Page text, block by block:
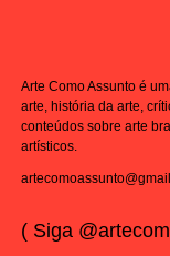
Arte Como Assunto é
arte, história da arte,
conteúdos sobre arte
artísticos.
( Siga